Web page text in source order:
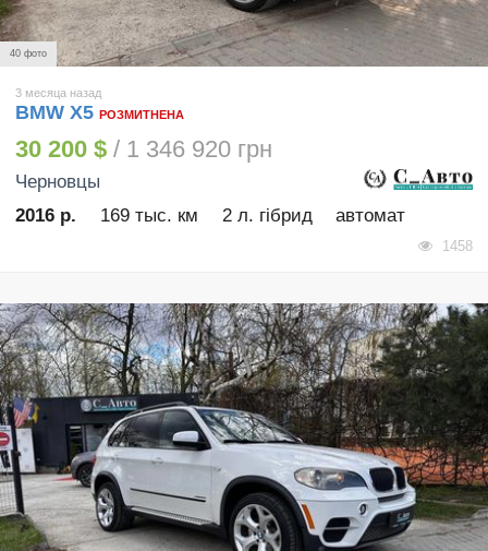
40 фото
3 месяца назад
BMW X5 РОЗМИТНЕНА
30 200 $ / 1 346 920 грн
Черновцы
2016 р.
169 тыс. км 2 л. гібрид автомат
1458